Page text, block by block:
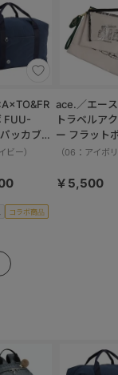
コラボ商品
FUU-
ッカブル
ッグ 軽量
ビー）
ace.／エース
トラベルア
ー フラット
ット 17825
（06：アイボ
￥5,500